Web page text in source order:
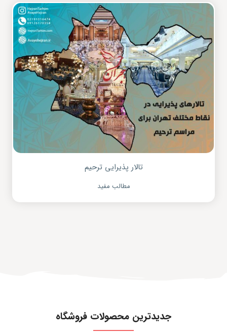
تالار پذیرایی ترحیم
مطالب مفید
جدیدترین محصولات فروشگاه